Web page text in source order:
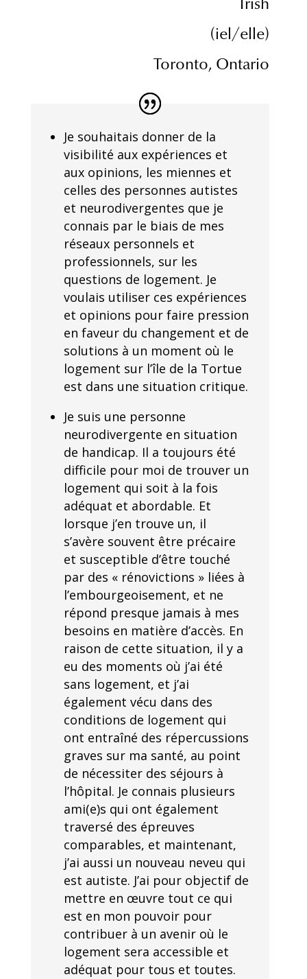
Trish
(iel/elle)
Toronto, Ontario
Je souhaitais donner de la
visibilité aux expériences et
aux opinions, les miennes et
celles des personnes autistes
et neurodivergentes que je
connais par le biais de mes
réseaux personnels et
professionnels, sur les
questions de logement. Je
voulais utiliser ces expériences
et opinions pour faire pression
en faveur du changement et de
solutions à un moment où le
logement sur l’île de la Tortue
est dans une situation critique.
Je suis une personne
neurodivergente en situation
de handicap. Il a toujours été
difficile pour moi de trouver un
logement qui soit à la fois
adéquat et abordable. Et
lorsque j’en trouve un, il
s’avère souvent être précaire
et susceptible d’être touché
par des « rénovictions » liées à
l’embourgeoisement, et ne
répond presque jamais à mes
besoins en matière d’accès. En
raison de cette situation, il y a
eu des moments où j’ai été
sans logement, et j’ai
également vécu dans des
conditions de logement qui
ont entraîné des répercussions
graves sur ma santé, au point
de nécessiter des séjours à
l’hôpital. Je connais plusieurs
ami(e)s qui ont également
traversé des épreuves
comparables, et maintenant,
j’ai aussi un nouveau neveu qui
est autiste. J’ai pour objectif de
mettre en œuvre tout ce qui
est en mon pouvoir pour
contribuer à un avenir où le
logement sera accessible et
adéquat pour tous et toutes.